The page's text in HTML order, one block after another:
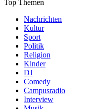
Top Themen
Nachrichten
Kultur
Sport
Politik
Religion
Kinder
DJ
Comedy
Campusradio
Interview